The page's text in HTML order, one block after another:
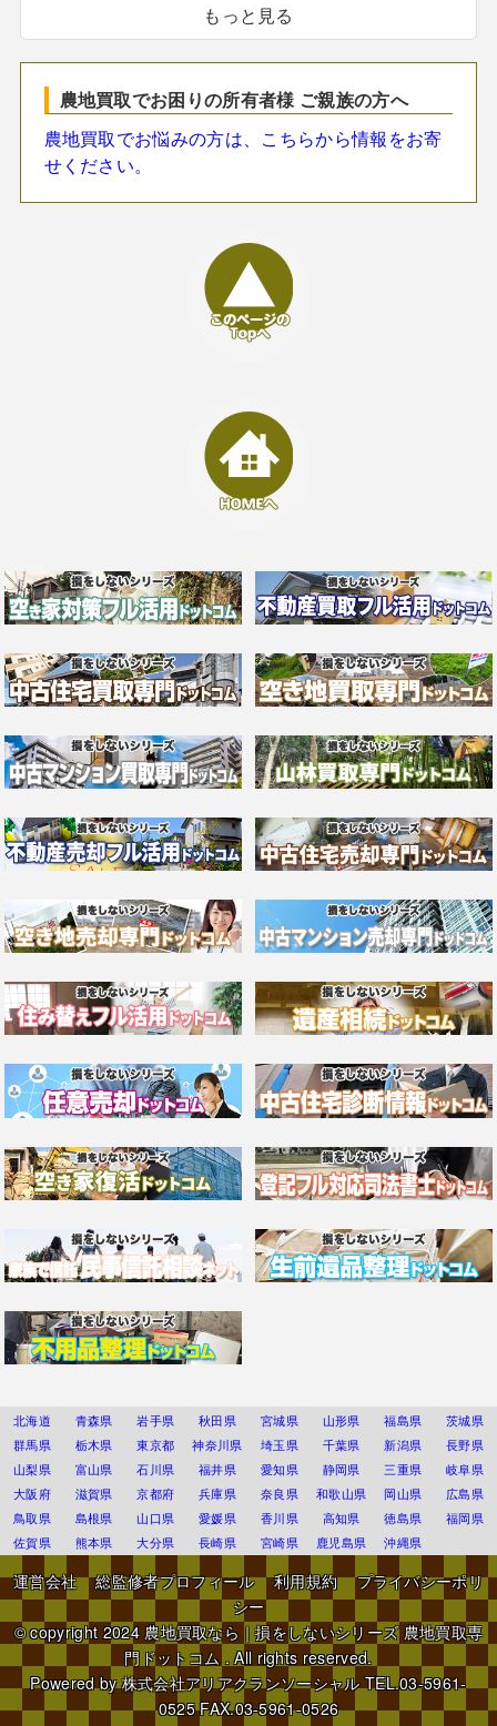
もっと見る
農地買取でお困りの所有者様 ご親族の方へ
農地買取でお悩みの方は、こちらから情報をお寄
せください。
北海道 青森県 岩手県 秋田県 宮城県 山形県 福島県
茨城県
群馬県
栃木県 東京都 神奈川県 埼玉県 千葉県 新潟県
長野県
山梨県
富山県 石川県 福井県 愛知県 静岡県 三重県
岐阜県
大阪府
滋賀県 京都府 兵庫県 奈良県 和歌山県 岡山県
広島県
鳥取県
島根県 山口県 愛媛県 香川県 高知県 徳島県
福岡県
佐賀県
熊本県 大分県 長崎県 宮崎県 鹿児島県 沖縄県
運営会社 総監修者プロフィール 利用規約
プライバシーポリ
シー
© copyright 2024農地買取なら｜損をしないシリーズ 農地買取専
門ドットコム . All rights reserved.
Powered by株式会社アリアクランソーシャルTEL.03-5961-
0525 FAX.03-5961-0526